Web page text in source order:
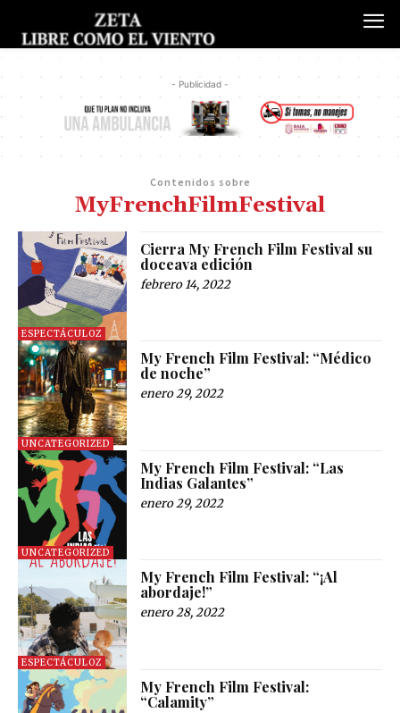
- Publicidad -
Contenidos sobre
MyFrenchFilmFestival
ESPECTÁCULOZ
Cierra My French Film Festival su
doceava edición
febrero 14, 2022
UNCATEGORIZED
My French Film Festival: “Médico
de noche”
enero 29, 2022
UNCATEGORIZED
My French Film Festival: “Las
Indias Galantes”
enero 29, 2022
ESPECTÁCULOZ
My French Film Festival: “¡Al
abordaje!”
enero 28, 2022
My French Film Festival:
“Calamity”